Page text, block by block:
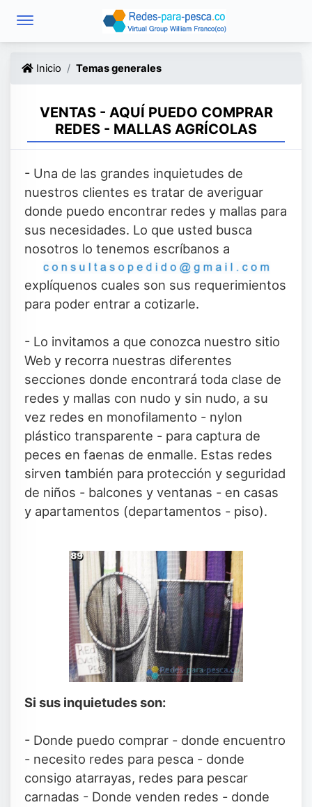
Inicio Temas generales
VENTAS - AQUÍ PUEDO COMPRAR
REDES - MALLAS AGRÍCOLAS
- Una de las grandes inquietudes de
nuestros clientes es tratar de averiguar
donde puedo encontrar redes y mallas para
sus necesidades. Lo que usted busca
nosotros lo tenemos escríbanos a
explíquenos cuales son sus requerimientos
para poder entrar a cotizarle.
- Lo invitamos a que conozca nuestro sitio
Web y recorra nuestras diferentes
secciones donde encontrará toda clase de
redes y mallas con nudo y sin nudo, a su
vez redes en monofilamento - nylon
plástico transparente - para captura de
peces en faenas de enmalle. Estas redes
sirven también para protección y seguridad
de niños - balcones y ventanas - en casas
y apartamentos (departamentos - piso).
Si sus inquietudes son:
- Donde puedo comprar - donde encuentro
- necesito redes para pesca - donde
consigo atarrayas, redes para pescar
carnadas - Donde venden redes - donde